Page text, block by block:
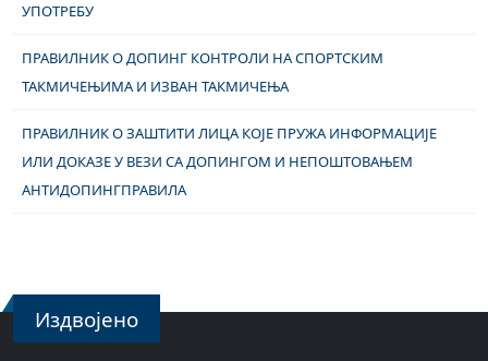
УПОТРЕБУ
ПРАВИЛНИК О ДОПИНГ КОНТРОЛИ НА СПОРТСКИМ
ТАКМИЧЕЊИМА И ИЗВАН ТАКМИЧЕЊА
ПРАВИЛНИК О ЗАШТИТИ ЛИЦА КОЈЕ ПРУЖА ИНФОРМАЦИЈЕ
ИЛИ ДОКАЗЕ У ВЕЗИ СА ДОПИНГОМ И НЕПОШТОВАЊЕМ
АНТИДОПИНГПРАВИЛА
Издвојено